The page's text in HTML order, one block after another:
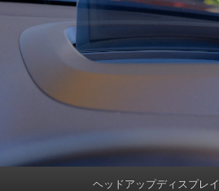
ヘッドアップディスプレイ